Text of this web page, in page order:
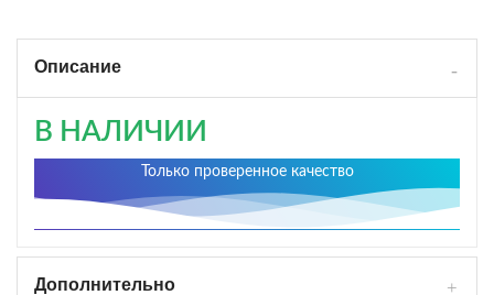
Описание
В НАЛИЧИИ
Только проверенное качество
Дополнительно